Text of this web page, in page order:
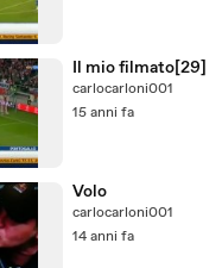
Il mio filmato[29]
carlocarloni001
15 anni fa
Volo
carlocarloni001
14 anni fa